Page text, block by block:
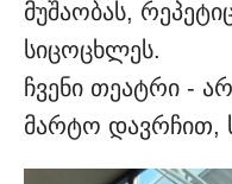
მუშაობას,
სიცოცხლეს.
ჩვენი თეატრი -
მარტო დავრჩით,